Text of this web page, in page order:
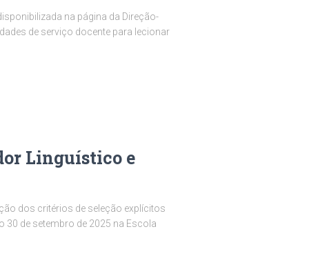
na página da Direção-
de serviço docente para lecionar
Linguístico e
dos critérios de seleção explícitos
30 de setembro de 2025 na Escola